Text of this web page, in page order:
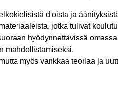
dioista ja
jotka tulivat
hyödynnettävissä
mahdollistamiseksi.
myös vankkaa teoriaa ja